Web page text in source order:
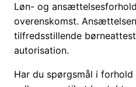
Løn- og
overenskomst.
tilfredsstillende
autorisation.
Har du spørgsmål i